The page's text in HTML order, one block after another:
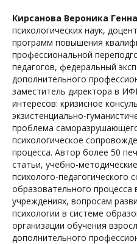
Кирсанова Вероника
психологических наук,
программ повышения
профессиональной
педагогов, федеральный
дополнительного
заместитель директора в
интересов: кризисное
экзистенциально-
проблема
психологическое
процесса. Автор более 50
статьи, учебно-
психолого-педагогического
образовательного процесса
учреждениях, вопросам
психологии в системе
организации обучения
дополнительного